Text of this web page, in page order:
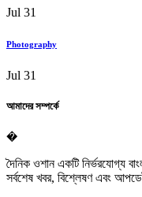
Jul 31
Photography
Jul 31
আমাদের সম্পর্কে
�
দৈনিক ওশান একটি নির্ভরযোগ্য
সর্বশেষ খবর, বিশ্লেষণ এবং